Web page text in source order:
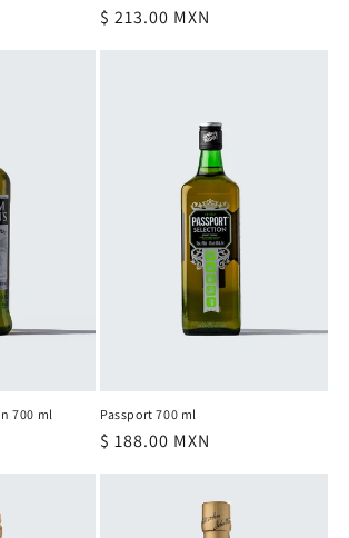
Precio
$ 213.00 MXN
700 ml Passport 700 ml
Precio
habitual
$ 188.00 MXN